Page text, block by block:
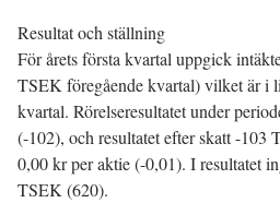
Resultat och ställning
För årets första kvartal uppgick
TSEK föregående kvartal) vilket är i
kvartal. Rörelseresultatet under
(-102), och resultatet efter skatt -103
0,00 kr per aktie (-0,01). I resultatet
TSEK (620).